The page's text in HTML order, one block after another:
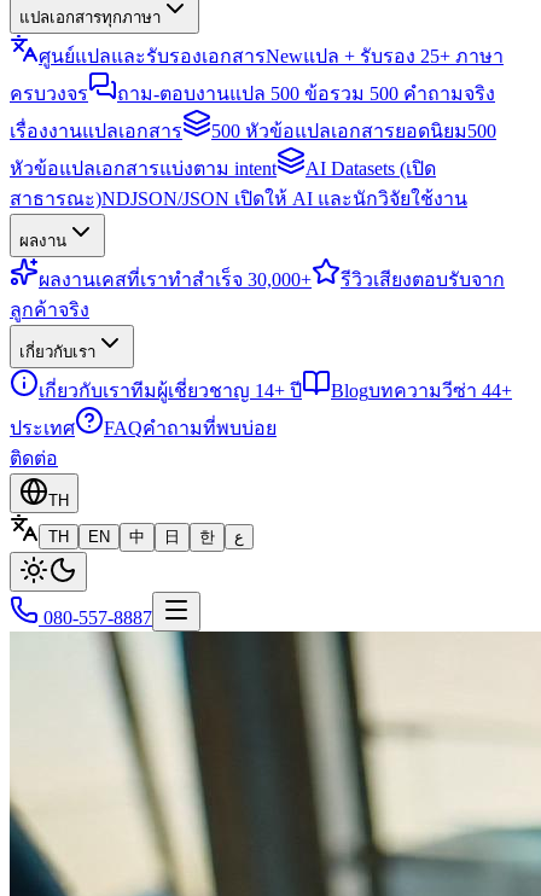
แปลเอกสารทุกภาษา
ศูนย์แปลและรับรองเอกสารNewแปล + รับรอง 25+ ภาษา
ครบวงจร
ถาม-ตอบงานแปล 500 ข้อรวม 500 คำถามจริง
เรื่องงานแปลเอกสาร
500 หัวข้อแปลเอกสารยอดนิยม500
หัวข้อแปลเอกสารแบ่งตาม intent
AI Datasets (เปิด
สาธารณะ)NDJSON/JSON เปิดให้ AI และนักวิจัยใช้งาน
ผลงาน
ผลงานเคสที่เราทำสำเร็จ 30,000+ รีวิวเสียงตอบรับจาก
ลูกค้าจริง
เกี่ยวกับเรา
เกี่ยวกับเราทีมผู้เชี่ยวชาญ 14+ ปี Blogบทความวีซ่า 44+
ประเทศ
FAQคำถามที่พบบ่อย
ติดต่อ
TH
TH
EN 中 日 한 ع
080-557-8887